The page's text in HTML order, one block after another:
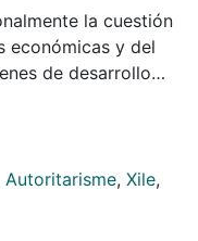
económicas y del
de desarrollo
Chile y
económica de
en la tradición
un análisis un
Autoritarisme, Xile,